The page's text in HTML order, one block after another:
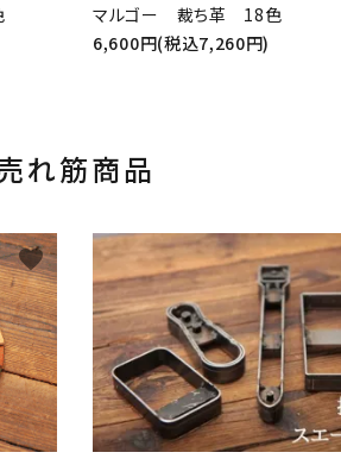
マルゴー 裁ち革 18色
6,600円(税込7,260円)
れ筋商品
favorite